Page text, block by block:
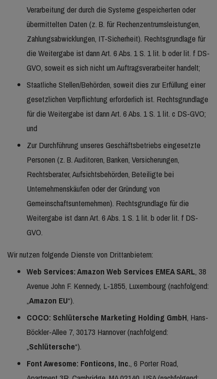
Verarbeitung der durch die Systeme gespeicherten oder
übermittelten Daten (z. B. für Rechenzentrumsleistungen,
Zahlungsabwicklungen, IT-Sicherheit). Rechtsgrundlage für
die Weitergabe ist dann Art. 6 Abs. 1 S. 1 lit. b oder lit. f DS-
GVO, soweit es sich nicht um Auftragsverarbeiter handelt;
Staatliche Stellen/Behörden, soweit dies zur Erfüllung einer
gesetzlichen Verpflichtung erforderlich ist. Rechtsgrundlage
für die Weitergabe ist dann Art. 6 Abs. 1 S. 1 lit. c DS-GVO;
und
Zur Durchführung unseres Geschäftsbetriebs eingesetzte
Personen (z. B. Auditoren, Banken, Versicherungen,
Rechtsberater, Aufsichtsbehörden, Beteiligte bei
Unternehmenskäufen oder der Gründung von
Gemeinschaftsunternehmen). Rechtsgrundlage für die
Weitergabe ist dann Art. 6 Abs. 1 S. 1 lit. b oder lit. f DS-
GVO.
Wir nutzen folgende Dienste von Drittanbietern:
Web Services: Amazon Web Services EMEA SARL, 38
Avenue John F. Kennedy, L-1855, Luxembourg (nachfolgend:
„Amazon EU“).
COCO: Schlütersche Marketing Holding GmbH, Hans-
Böckler-Allee 7, 30173 Hannover (nachfolgend:
„Schlütersche“).
Font Awesome: Fonticons, Inc., 6 Porter Road,